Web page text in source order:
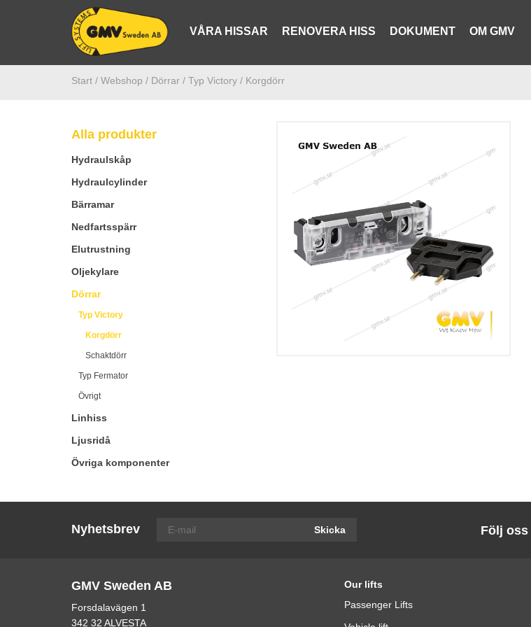
VÅRA HISSAR RENOVERA HISS DOKUMENT OM GMV
Start / Webshop / Dörrar / Typ Victory / Korgdörr
Alla produkter
Hydraulskåp
Hydraulcylinder
Bärramar
Nedfartsspärr
Elutrustning
Oljekylare
Dörrar
Typ Victory
Korgdörr
Schaktdörr
Typ Fermator
Övrigt
Linhiss
Ljusridå
Övriga komponenter
Nyhetsbrev Skicka Följ oss
GMV Sweden AB
Forsdalavägen 1
342 32 ALVESTA
Our lifts
Passenger Lifts